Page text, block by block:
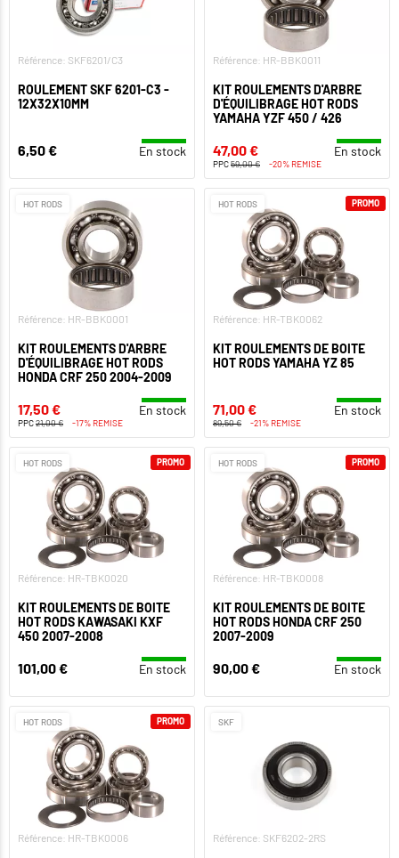
Référence: SKF6201/C3
ROULEMENT SKF 6201-C3 -
12X32X10MM
6,50 € En stock
Référence: HR-BBK0011
KIT ROULEMENTS D'ARBRE
D'ÉQUILIBRAGE HOT RODS
YAMAHA YZF 450 / 426
47,00 € En stock
PPC59,00 € -20% REMISE
HOT RODS
Référence: HR-BBK0001
KIT ROULEMENTS D'ARBRE
D'ÉQUILIBRAGE HOT RODS
HONDA CRF 250 2004-2009
17,50 € En stock
PPC21,00 € -17% REMISE
HOT RODS
Référence: HR-TBK0062
KIT ROULEMENTS DE BOITE
HOT RODS YAMAHA YZ 85
71,00 € En stock
89,50 € -21% REMISE
PROMO
HOT RODS
Référence: HR-TBK0020
KIT ROULEMENTS DE BOITE
HOT RODS KAWASAKI KXF
450 2007-2008
101,00 € En stock
PROMO HOT RODS
Référence: HR-TBK0008
KIT ROULEMENTS DE BOITE
HOT RODS HONDA CRF 250
2007-2009
90,00 € En stock
PROMO
HOT RODS
Référence: HR-TBK0006
PROMO SKF
Référence: SKF6202-2RS